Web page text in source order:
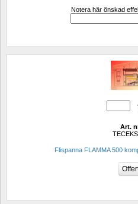
Notera här önskad
Art.
Flispanna FLAMMA 500